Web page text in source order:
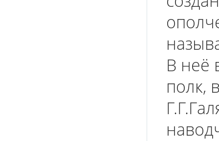
В неё
полк,